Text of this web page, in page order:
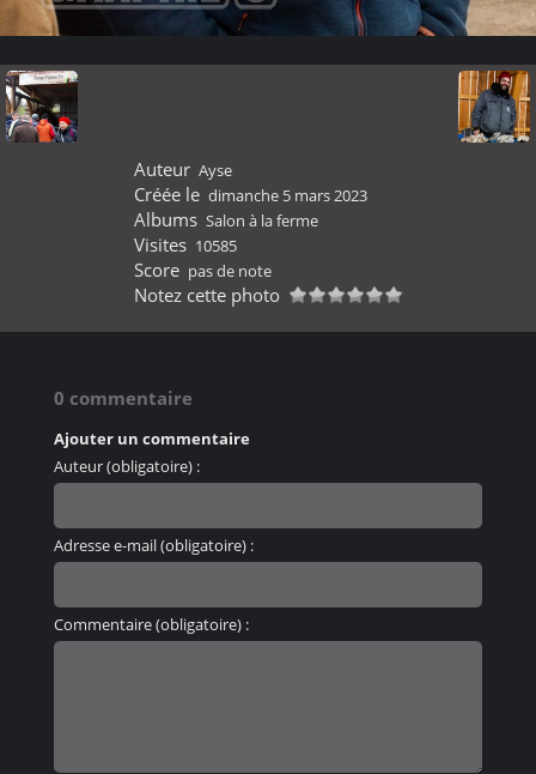
Auteur Ayse
Créée le dimanche 5 mars 2023
Albums Salon à la ferme
Visites 10585
Score pas de note
Notez cette photo
0 commentaire
Ajouter un commentaire
Auteur (obligatoire) :
Adresse e-mail (obligatoire) :
Commentaire (obligatoire) :